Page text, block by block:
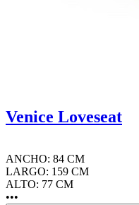
Venice Loveseat
ANCHO: 84 CM
LARGO: 159 CM
ALTO: 77 CM
•••